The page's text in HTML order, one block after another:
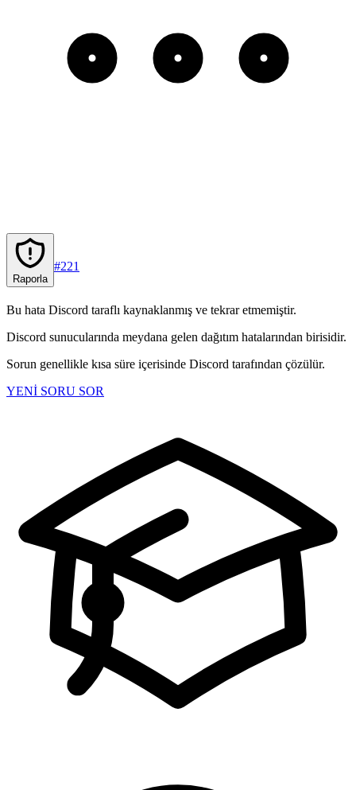
Raporla
#221
Bu hata Discord taraflı kaynaklanmış ve tekrar etmemiştir.
Discord sunucularında meydana gelen dağıtım hatalarından birisidir.
Sorun genellikle kısa süre içerisinde Discord tarafından çözülür.
YENİ SORU SOR